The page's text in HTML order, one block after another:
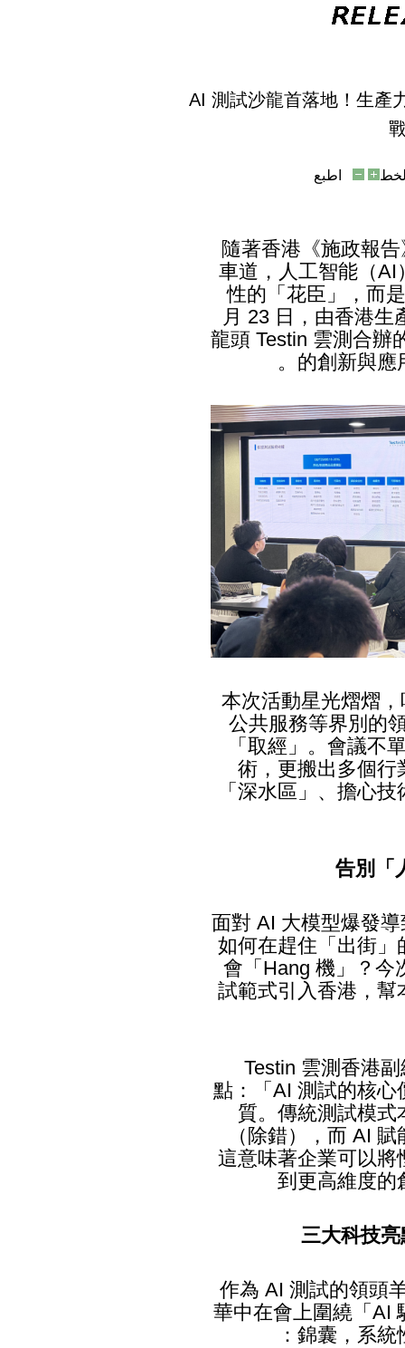
AI 測試沙龍首落地！生產
اطبع
隨著香港《施政報
車道，人工智能（AI
性的「花臣」，而
月 23 日，由香港生
龍頭 Testin 雲測合辦
的創新與應
本次活動星光熠熠
公共服務等界別的
「取經」。會議不
術，更搬出多個行
「深水區」、擔心
告別「
面對 AI 大模型爆發
如何在趕住「出街
會「Hang 機」？今
試範式引入香港，
Testin 雲測香港
點：「AI 測試的核
質。傳統測試模
（除錯），而 AI
這意味著企業可以
到更高維度的
三大科技
作為 AI 測試的領頭
華中在會上圍繞「AI
錦囊，系統